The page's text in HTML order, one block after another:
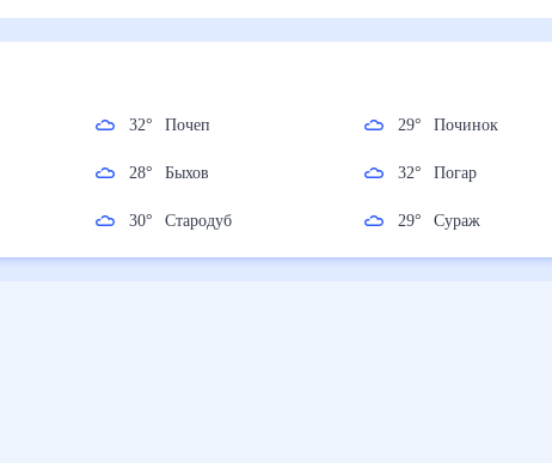
32° Почеп
28° Быхов
30° Стародуб
29° Починок
32° Погар
29° Сураж